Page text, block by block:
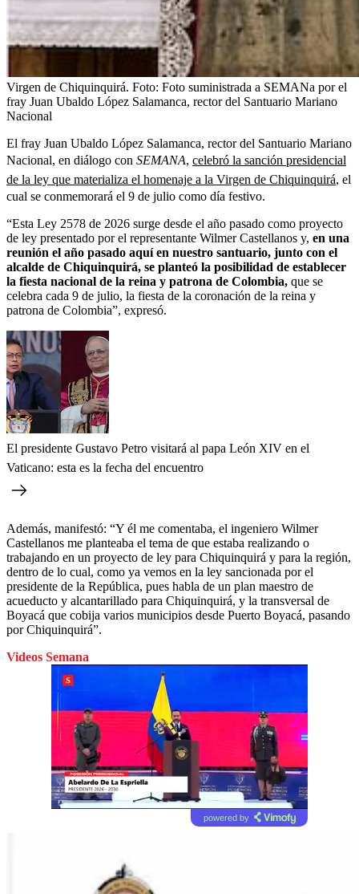
Virgen de Chiquinquirá. Foto: Foto suministrada a SEMANa por el
fray Juan Ubaldo López Salamanca, rector del Santuario Mariano
Nacional
El fray Juan Ubaldo López Salamanca, rector del Santuario Mariano
Nacional, en diálogo con SEMANA, celebró la sanción presidencial
de la ley que materializa el homenaje a la Virgen de Chiquinquirá, el
cual se conmemorará el 9 de julio como día festivo.
“Esta Ley 2578 de 2026 surge desde el año pasado como proyecto
de ley presentado por el representante Wilmer Castellanos y, en una
reunión el año pasado aquí en nuestro santuario, junto con el
alcalde de Chiquinquirá, se planteó la posibilidad de establecer
la fiesta nacional de la reina y patrona de Colombia, que se
celebra cada 9 de julio, la fiesta de la coronación de la reina y
patrona de Colombia”, expresó.
El presidente Gustavo Petro visitará al papa León XIV en el
Vaticano: esta es la fecha del encuentro
Además, manifestó: “Y él me comentaba, el ingeniero Wilmer
Castellanos me planteaba el tema de que estaba realizando o
trabajando en un proyecto de ley para Chiquinquirá y para la región,
dentro de lo cual, como ya vemos en la ley sancionada por el
presidente de la República, pues habla de un plan maestro de
acueducto y alcantarillado para Chiquinquirá, y la transversal de
Boyacá que cobija varios municipios desde Puerto Boyacá, pasando
por Chiquinquirá”.
Videos Semana
powered by